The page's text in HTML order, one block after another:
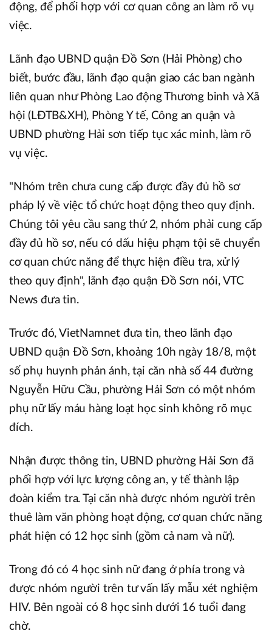
động, để phối hợp với cơ quan công an làm rõ vụ
việc.
Lãnh đạo UBND quận Đồ Sơn (Hải Phòng) cho
biết, bước đầu, lãnh đạo quận giao các ban ngành
liên quan như Phòng Lao động Thương binh và Xã
hội (LĐTB&XH), Phòng Y tế, Công an quận và
UBND phường Hải sơn tiếp tục xác minh, làm rõ
vụ việc.
"Nhóm trên chưa cung cấp được đầy đủ hồ sơ
pháp lý về việc tổ chức hoạt động theo quy định.
Chúng tôi yêu cầu sang thứ 2, nhóm phải cung cấp
đầy đủ hồ sơ, nếu có dấu hiệu phạm tội sẽ chuyển
cơ quan chức năng để thực hiện điều tra, xử lý
theo quy định", lãnh đạo quận Đồ Sơn nói, VTC
News đưa tin.
Trước đó, VietNamnet đưa tin, theo lãnh đạo
UBND quận Đồ Sơn, khoảng 10h ngày 18/8, một
số phụ huynh phản ánh, tại căn nhà số 44 đường
Nguyễn Hữu Cầu, phường Hải Sơn có một nhóm
phụ nữ lấy máu hàng loạt học sinh không rõ mục
đích.
Nhận được thông tin, UBND phường Hải Sơn đã
phối hợp với lực lượng công an, y tế thành lập
đoàn kiểm tra. Tại căn nhà được nhóm người trên
thuê làm văn phòng hoạt động, cơ quan chức năng
phát hiện có 12 học sinh (gồm cả nam và nữ).
Trong đó có 4 học sinh nữ đang ở phía trong và
được nhóm người trên tư vấn lấy mẫu xét nghiệm
HIV. Bên ngoài có 8 học sinh dưới 16 tuổi đang
chờ.